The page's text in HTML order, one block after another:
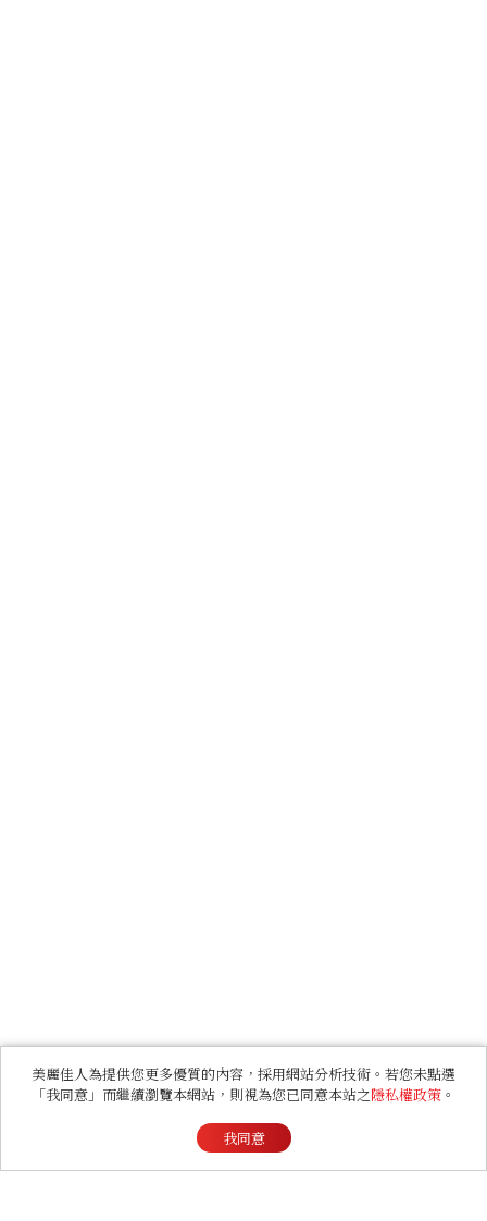
美麗佳人為提供您更多優質的內容，採用網站分析技術。若您未點選
「我同意」而繼續瀏覽本網站，則視為您已同意本站之隱私權政策 。
我同意